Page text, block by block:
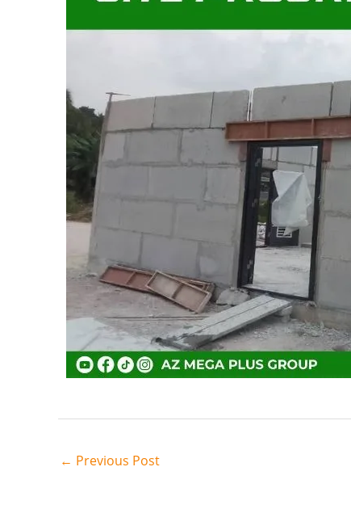
← Previous Post